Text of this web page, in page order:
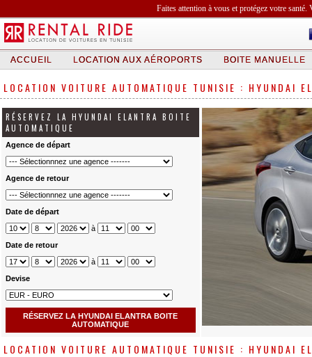
Faites attention à vous et protégez votre
ACCUEIL LOCATION AUX AÉROPORTS BOITE MANUELLE
LOCATION VOITURE AUTOMATIQUE TUNISIE : HYUNDAI
RÉSERVEZ LA HYUNDAI ELANTRA BOITE
AUTOMATIQUE
Agence de départ
Agence de retour
Date de départ
à
Date de retour
à
Devise
RÉSERVEZ LA HYUNDAI ELANTRA BOITE
AUTOMATIQUE
LOCATION VOITURE AUTOMATIQUE TUNISIE : HYUNDAI